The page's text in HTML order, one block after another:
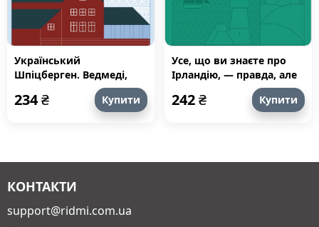
Український
Шпіцберген. Ведмеді,
вугілля та комунізм
234₴ Купити
Усе, що ви знаєте про
Ірландію, — правда, але
242₴ Купити
КОНТАКТИ
support@ridmi.com.ua